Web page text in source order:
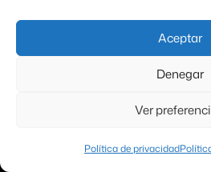
Aceptar
Denegar
Ver
Política de privacidad